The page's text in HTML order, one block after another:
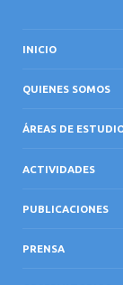
INICIO
QUIENES SOMOS
ÁREAS DE
ACTIVIDADES
PUBLICACIONES
PRENSA